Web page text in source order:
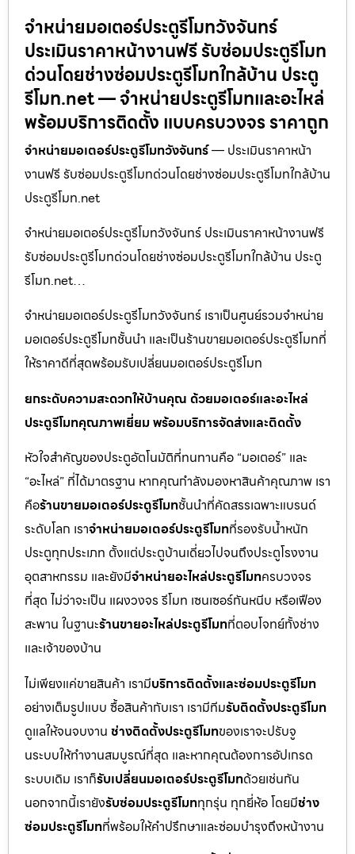
จำหน่ายมอเตอร์ประตูรีโมทวังจันทร์
ประเมินราคาหน้างานฟรี รับซ่อมประตูรีโมท
ด่วนโดยช่างซ่อมประตูรีโมทใกล้บ้าน ประตู
รีโมท.net — จำหน่ายประตูรีโมทและอะไหล่
พร้อมบริการติดตั้ง แบบครบวงจร ราคาถูก
จำหน่ายมอเตอร์ประตูรีโมทวังจันทร์— ประเมินราคาหน้า
งานฟรี รับซ่อมประตูรีโมทด่วนโดยช่างซ่อมประตูรีโมทใกล้บ้าน
ประตูรีโมท.net
จำหน่ายมอเตอร์ประตูรีโมทวังจันทร์ ประเมินราคาหน้างานฟรี
รับซ่อมประตูรีโมทด่วนโดยช่างซ่อมประตูรีโมทใกล้บ้าน ประตู
รีโมท.net…
จำหน่ายมอเตอร์ประตูรีโมทวังจันทร์ เราเป็นศูนย์รวมจำหน่าย
มอเตอร์ประตูรีโมทชั้นนำ และเป็นร้านขายมอเตอร์ประตูรีโมทที่
ให้ราคาดีที่สุดพร้อมรับเปลี่ยนมอเตอร์ประตูรีโมท
ยกระดับความสะดวกให้บ้านคุณ ด้วยมอเตอร์และอะไหล่
ประตูรีโมทคุณภาพเยี่ยม พร้อมบริการจัดส่งและติดตั้ง
หัวใจสำคัญของประตูอัตโนมัติที่ทนทานคือ “มอเตอร์” และ
“อะไหล่” ที่ได้มาตรฐาน หากคุณกำลังมองหาสินค้าคุณภาพ เรา
คือร้านขายมอเตอร์ประตูรีโมทชั้นนำที่คัดสรรเฉพาะแบรนด์
ระดับโลก เราจำหน่ายมอเตอร์ประตูรีโมทที่รองรับน้ำหนัก
ประตูทุกประเภท ตั้งแต่ประตูบ้านเดี่ยวไปจนถึงประตูโรงงาน
อุตสาหกรรม และยังมีจำหน่ายอะไหล่ประตูรีโมทครบวงจร
ที่สุด ไม่ว่าจะเป็น แผงวงจร รีโมท เซนเซอร์กันหนีบ หรือเฟือง
สะพาน ในฐานะร้านขายอะไหล่ประตูรีโมทที่ตอบโจทย์ทั้งช่าง
และเจ้าของบ้าน
ไม่เพียงแค่ขายสินค้า เรามีบริการติดตั้งและซ่อมประตูรีโมท
อย่างเต็มรูปแบบ ซื้อสินค้ากับเรา เรามีทีมรับติดตั้งประตูรีโมท
ดูแลให้จนจบงาน ช่างติดตั้งประตูรีโมทของเราจะปรับจู
นระบบให้ทำงานสมบูรณ์ที่สุด และหากคุณต้องการอัปเกรด
ระบบเดิม เราก็รับเปลี่ยนมอเตอร์ประตูรีโมทด้วยเช่นกัน
นอกจากนี้เรายังรับซ่อมประตูรีโมททุกรุ่น ทุกยี่ห้อ โดยมีช่าง
ซ่อมประตูรีโมทที่พร้อมให้คำปรึกษาและซ่อมบำรุงถึงหน้างาน